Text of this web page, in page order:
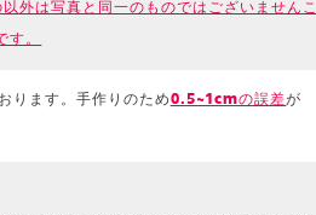
外は写真と同一のものではございませんこ
す。
ります。手作りのため0.5~1cmの誤差が